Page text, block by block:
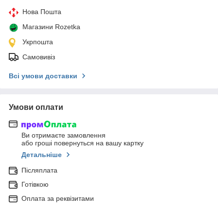
Нова Пошта
Магазини Rozetka
Укрпошта
Самовивіз
Всі умови доставки
Умови оплати
Ви отримаєте замовлення
або гроші повернуться на вашу картку
Детальніше
Післяплата
Готівкою
Оплата за реквізитами